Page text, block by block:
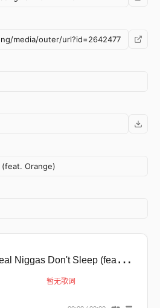
R
eal Niggas Don't Sleep (feat. Orange)
暂无歌词